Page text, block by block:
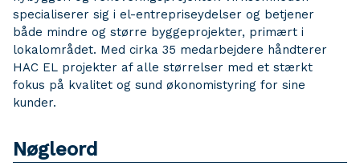
specialiserer sig i el-entrepriseydelser og betjener
både mindre og større byggeprojekter, primært i
lokalområdet. Med cirka 35 medarbejdere håndterer
HAC EL projekter af alle størrelser med et stærkt
fokus på kvalitet og sund økonomistyring for sine
kunder.
Nøgleord